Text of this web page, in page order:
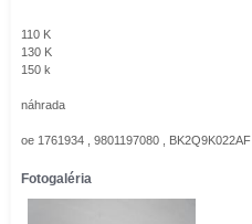
110 K
130 K
150 k
náhrada
oe 1761934 , 9801197080 , BK2Q9K022AF ,
Fotogaléria